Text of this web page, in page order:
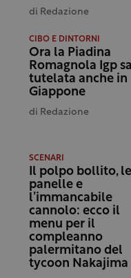
di Redazione
CIBO E DINTORNI
Ora la Piadina
Romagnola Igp
tutelata anche in
Giappone
di Redazione
SCENARI
Il polpo bollito, le
panelle e
l’immancabile
cannolo: ecco il
menu per il
compleanno
palermitano del
tycoon Nakajima